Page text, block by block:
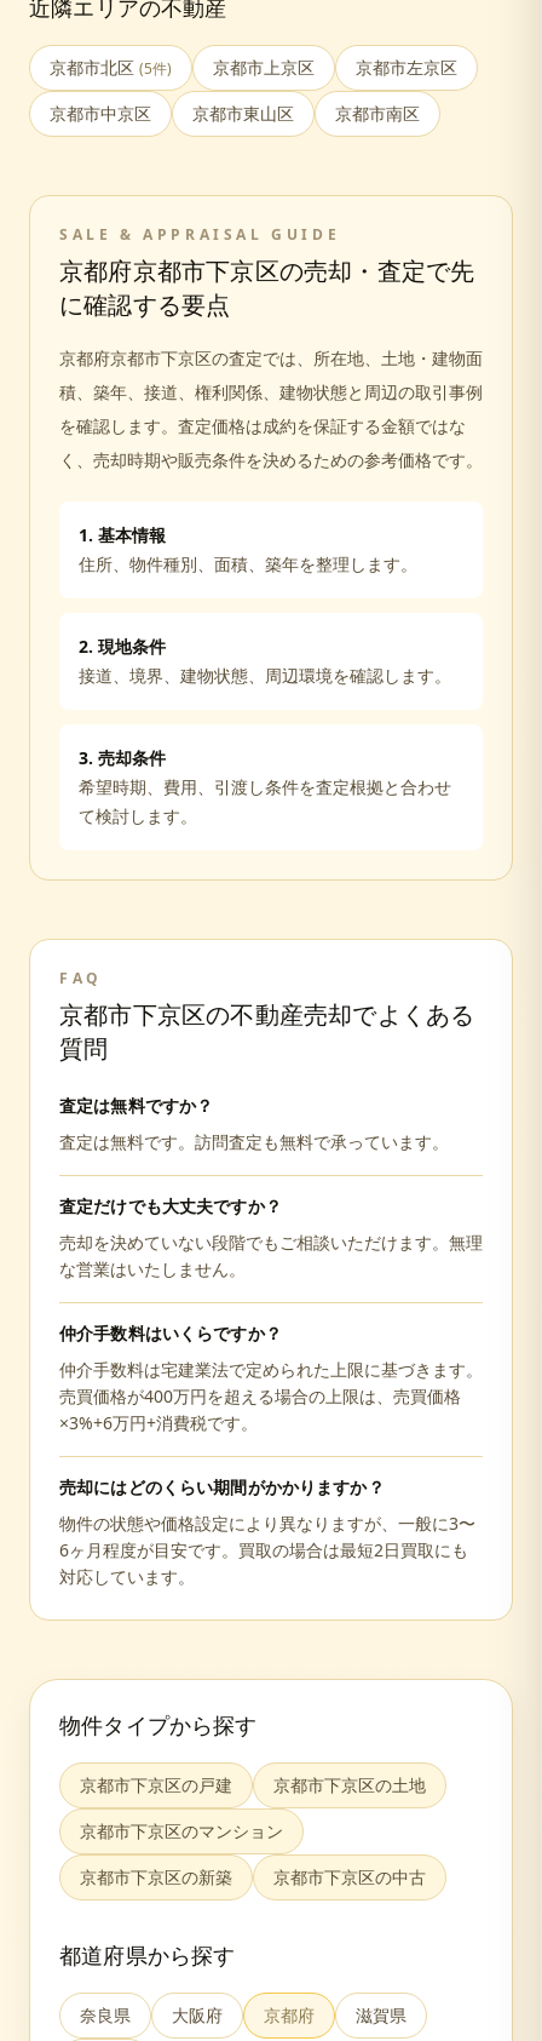
近隣エリアの不動産
京都市北区 (5件) 京都市上京区
京都市左京区
京都市中京区
京都市東山区 京都市南区
SALE & APPRAISAL GUIDE
京都府京都市下京区の売却・査定で先
に確認する要点
京都府京都市下京区の査定では、所在地、土地・建物面
積、築年、接道、権利関係、建物状態と周辺の取引事例
を確認します。査定価格は成約を保証する金額ではな
く、売却時期や販売条件を決めるための参考価格です。
1. 基本情報
住所、物件種別、面積、築年を整理します。
2. 現地条件
接道、境界、建物状態、周辺環境を確認します。
3. 売却条件
希望時期、費用、引渡し条件を査定根拠と合わせ
て検討します。
FAQ
京都市下京区の不動産売却でよくある
質問
査定は無料ですか？
査定は無料です。訪問査定も無料で承っています。
査定だけでも大丈夫ですか？
売却を決めていない段階でもご相談いただけます。無理
な営業はいたしません。
仲介手数料はいくらですか？
仲介手数料は宅建業法で定められた上限に基づきます。
売買価格が400万円を超える場合の上限は、売買価格
×3%+6万円+消費税です。
売却にはどのくらい期間がかかりますか？
物件の状態や価格設定により異なりますが、一般に3〜
6ヶ月程度が目安です。買取の場合は最短2日買取にも
対応しています。
物件タイプから探す
京都市下京区の戸建 京都市下京区の土地
京都市下京区のマンション
京都市下京区の新築 京都市下京区の中古
都道府県から探す
奈良県 大阪府 京都府
滋賀県